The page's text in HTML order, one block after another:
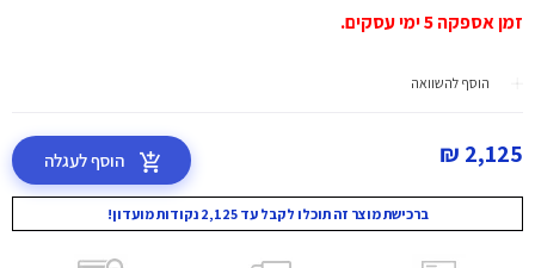
זמן אספקה 5 ימי עסקים.
הוסף להשוואה
2,125 ₪ הוסף לעגלה
ברכישת מוצר זה תוכלו לקבל עד 2,125 נקודות מועדון!